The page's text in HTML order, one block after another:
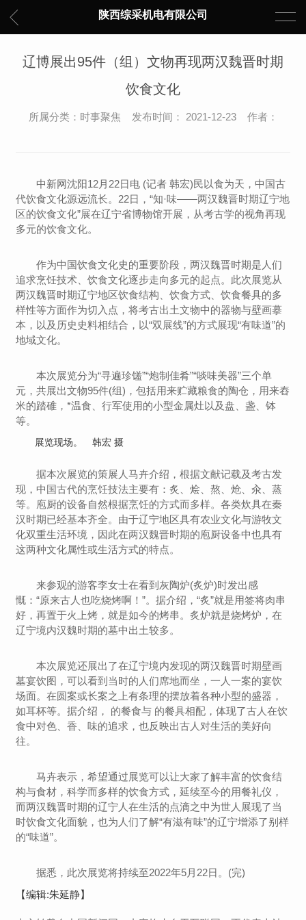
陕西综采机电有限公司
辽博展出95件（组）文物再现两汉魏晋时期
饮食文化
所属分类：时事聚焦 发布时间： 2021-12-23 作者：
中新网沈阳12月22日电 (记者 韩宏)民以食为天，中国古
代饮食文化源远流长。22日，“知·味——两汉魏晋时期辽宁地
区的饮食文化”展在辽宁省博物馆开展，从考古学的视角再现
多元的饮食文化。
作为中国饮食文化史的重要阶段，两汉魏晋时期是人们
追求烹饪技术、饮食文化逐步走向多元的起点。此次展览从
两汉魏晋时期辽宁地区饮食结构、饮食方式、饮食餐具的多
样性等方面作为切入点，将考古出土文物中的器物与壁画摹
本，以及历史史料相结合，以“双展线”的方式展现“有味道”的
地域文化。
本次展览分为“寻遍珍馐”“炮制佳肴”“啖味美器”三个单
元，共展出文物95件(组)，包括用来贮藏粮食的陶仓，用来舂
米的踏碓，*温食、行军使用的小型金属灶以及盘、盏、钵
等。
展览现场。 韩宏 摄
据本次展览的策展人马卉介绍，根据文献记载及考古发
现，中国古代的烹饪技法主要有：炙、烩、熬、炝、汆、蒸
等。庖厨的设备自然根据烹饪的方式而多样。各类炊具在秦
汉时期已经基本齐全。由于辽宁地区具有农业文化与游牧文
化双重生活环境，因此在两汉魏晋时期的庖厨设备中也具有
这两种文化属性或生活方式的特点。
来参观的游客李女士在看到灰陶炉(炙炉)时发出感
慨：“原来古人也吃烧烤啊！”。据介绍，“炙”就是用签将肉串
好，再置于火上烤，就是如今的烤串。炙炉就是烧烤炉，在
辽宁境内汉魏时期的墓中出土较多。
本次展览还展出了在辽宁境内发现的两汉魏晋时期壁画
墓宴饮图，可以看到当时的人们席地而坐，一人一案的宴饮
场面。在圆案或长案之上有条理的摆放着各种小型的盛器，
如耳杯等。据介绍， 的餐食与 的餐具相配，体现了古人在饮
食中对色、香、味的追求，也反映出古人对生活的美好向
往。
马卉表示，希望通过展览可以让大家了解丰富的饮食结
构与食材，科学而多样的饮食方式，延续至今的用餐礼仪，
而两汉魏晋时期的辽宁人在生活的点滴之中为世人展现了当
时饮食文化面貌，也为人们了解“有滋有味”的辽宁增添了别样
的“味道”。
据悉，此次展览将持续至2022年5月22日。(完)
【编辑:朱延静】